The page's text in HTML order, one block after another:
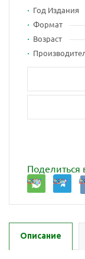
Год Издания
Формат
Возраст
Поделиться
Описание